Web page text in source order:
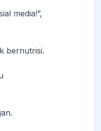
media!”,
bernutrisi.